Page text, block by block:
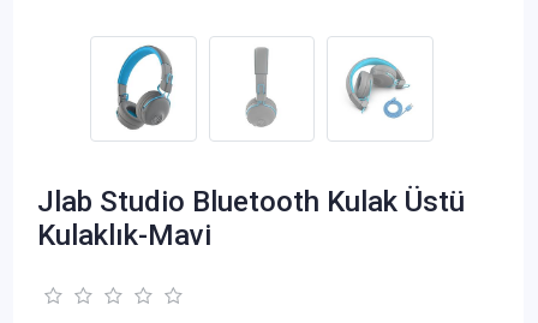
Jlab Studio Bluetooth Kulak Üstü
Kulaklık-Mavi